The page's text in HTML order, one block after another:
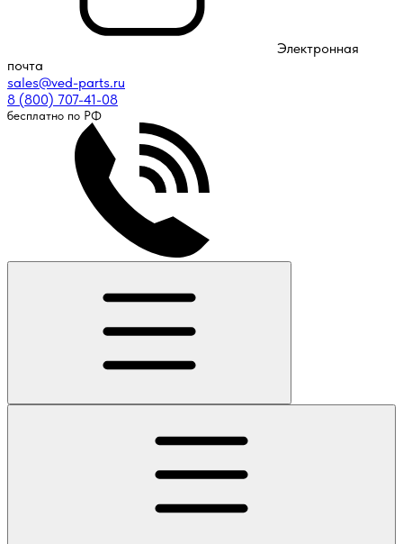
Электронная
почта
sales@ved-parts.ru
8 (800) 707-41-08
бесплатно по РФ